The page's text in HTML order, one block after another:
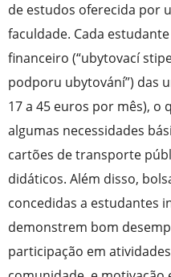
de estudos oferecida por
faculdade. Cada
financeiro (“ubytovací
podporu ubytování”) das
17 a 45 euros por mês), o
algumas necessidades
cartões de transporte
didáticos. Além disso,
concedidas a estudantes
demonstrem bom
participação em